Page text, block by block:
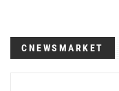
CNEWSMARKET